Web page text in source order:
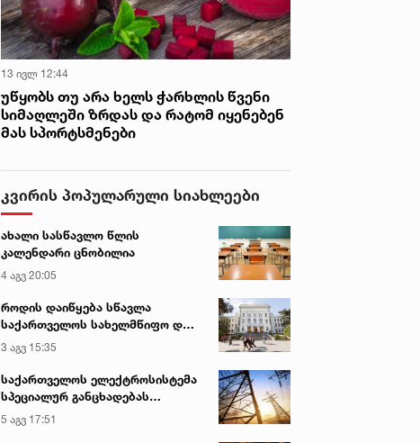
13 ივლ 12:44
უწყობს თუ არა ხელს ჭარხლის წვენი
სიმაღლეში ზრდას და რატომ იყენებენ
მას სპორტსმენები
კვირის პოპულარული სიახლეები
ახალი სასწავლო წლის
კალენდარი ცნობილია
4 აგვ 20:05
როდის დაიწყება სწავლა
საქართველოს სახელმწიფო და
კერძო უნივერსიტეტებში
3 აგვ 15:35
საქართველოს ელექტროსისტემა
სპეციალურ განცხადებას
ავრცელებს
5 აგვ 17:51